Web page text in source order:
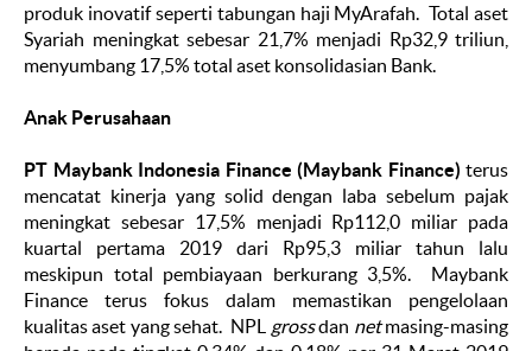
produk inovatif seperti tabungan haji MyArafah. Total aset
Syariah meningkat sebesar 21,7% menjadi Rp32,9 triliun,
menyumbang 17,5% total aset konsolidasian Bank.
Anak Perusahaan
PT Maybank Indonesia Finance (Maybank Finance) terus
mencatat kinerja yang solid dengan laba sebelum pajak
meningkat sebesar 17,5% menjadi Rp112,0 miliar pada
kuartal pertama 2019 dari Rp95,3 miliar tahun lalu
meskipun total pembiayaan berkurang 3,5%. Maybank
Finance terus fokus dalam memastikan pengelolaan
kualitas aset yang sehat. NPL grossdan netmasing-masing